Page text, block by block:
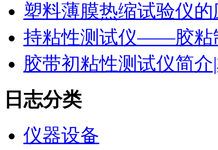
塑料薄膜热缩试验仪
持粘性测试仪——胶粘
胶带初粘性测试仪简
日志分类
仪器设备